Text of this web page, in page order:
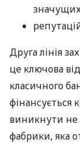
значущих
Друга лінія
це ключова
класичного
фінансується
виникнути не
фабрики, яка